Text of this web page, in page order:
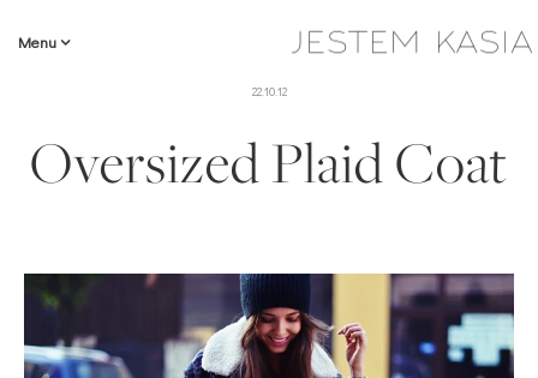
Menu
22.10.12
Oversized Plaid Coat